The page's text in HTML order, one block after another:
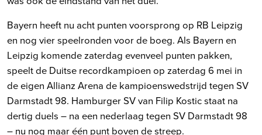
Bayern heeft nu acht punten voorsprong op RB Leipzig
en nog vier speelronden voor de boeg. Als Bayern en
Leipzig komende zaterdag evenveel punten pakken,
speelt de Duitse recordkampioen op zaterdag 6 mei in
de eigen Allianz Arena de kampioenswedstrijd tegen SV
Darmstadt 98. Hamburger SV van Filip Kostic staat na
dertig duels – na een nederlaag tegen SV Darmstadt 98
– nu nog maar één punt boven de streep.